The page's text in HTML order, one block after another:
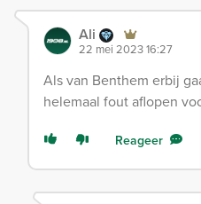
Ali
22 mei 2023 16:27
Als van Benthem erbij
helemaal fout aflopen
Reageer